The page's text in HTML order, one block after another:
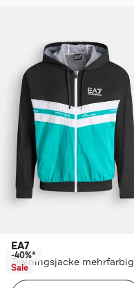
EA7
Trainingsjacke mehrfarbig
-40%*
Sale